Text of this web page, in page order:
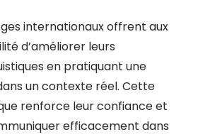
internationaux offrent aux
d’améliorer leurs
en pratiquant une
un contexte réel. Cette
renforce leur confiance et
efficacement dans